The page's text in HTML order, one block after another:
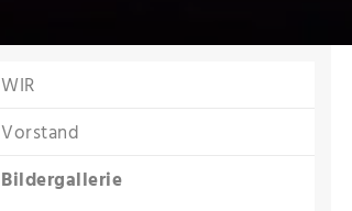
WIR
Vorstand
Bildergallerie